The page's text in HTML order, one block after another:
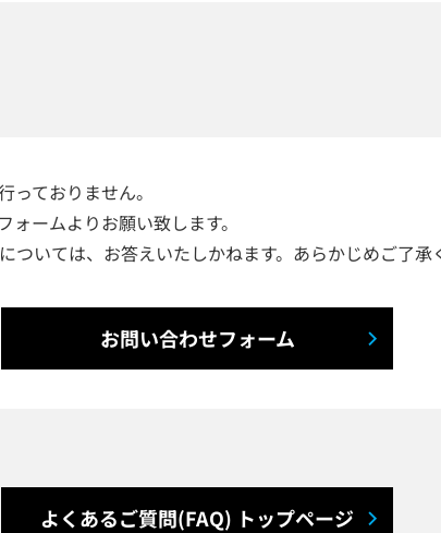
ておりません。
ームよりお願い致します。
いては、お答えいたしかねます。あらかじめご了承
お問い合わせフォーム
よくあるご質問(FAQ) トップページ